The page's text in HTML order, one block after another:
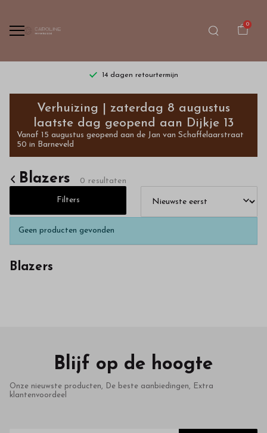
0
14 dagen retourtermijn
Blazers
Bestel
kinderkleding
hoge
kwaliteit
in
Verhuizing | zaterdag 8 augustus
laatste dag geopend aan Dijkje 13
Vanaf 15 augustus geopend aan de Jan van Schaffelaarstraat
50 in Barneveld
Blazers 0 resultaten
Filters
Geen producten gevonden
Blazers
Blijf op de hoogte
Onze nieuwste producten, De beste aanbiedingen, Extra
klantenvoordeel